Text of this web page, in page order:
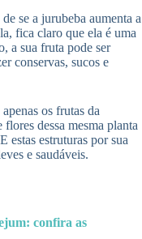
se a jurubeba aumenta a
fica claro que ela é uma
a sua fruta pode ser
conservas, sucos e
os frutas da
dessa mesma planta
estas estruturas por sua
e saudáveis.
confira as